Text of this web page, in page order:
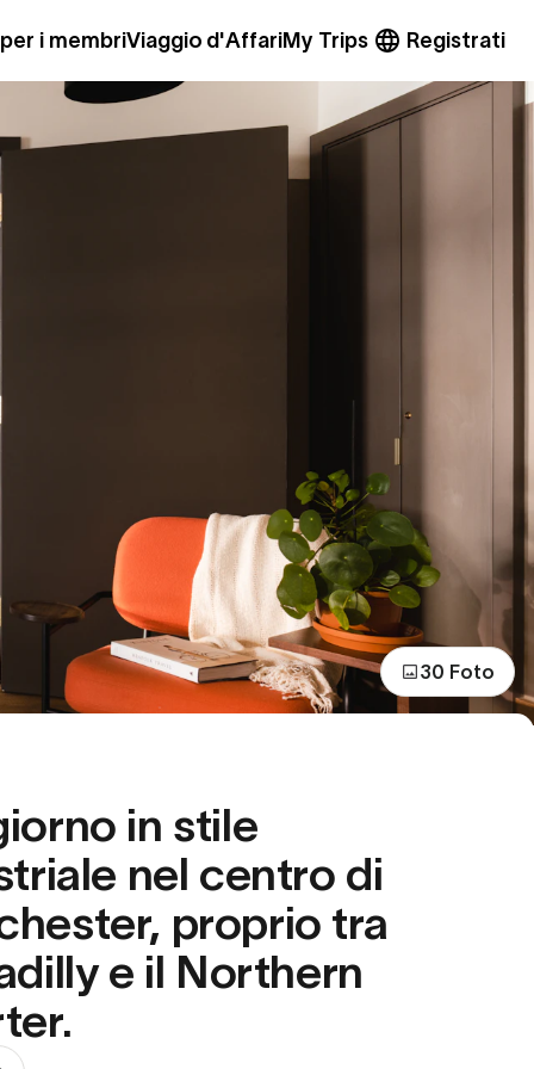
i membriViaggio d'AffariMy Trips Registrati
30 Foto
in stile
nel centro di
proprio tra
e il Northern